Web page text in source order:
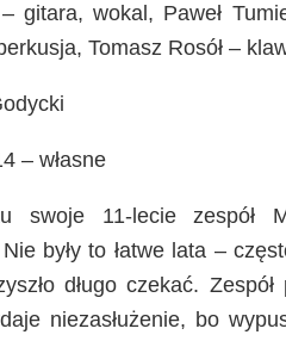
– gitara, wokal, Paweł
Tomasz Rosół –
– własne
swoje 11-lecie zespół
były to łatwe lata –
długo czekać.
niezasłużenie, bo